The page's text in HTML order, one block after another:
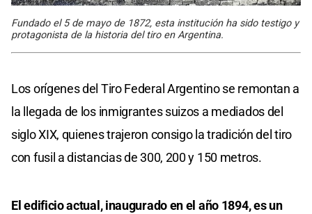
Fundado el 5 de mayo de 1872, esta institución ha sido testigo y
protagonista de la historia del tiro en Argentina.
Los orígenes del Tiro Federal Argentino se remontan a
la llegada de los inmigrantes suizos a mediados del
siglo XIX, quienes trajeron consigo la tradición del tiro
con fusil a distancias de 300, 200 y 150 metros.
El edificio actual, inaugurado en el año 1894, es un